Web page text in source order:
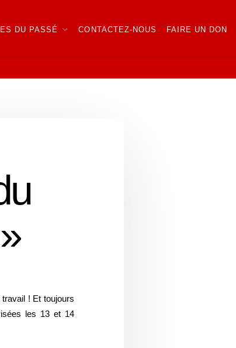
DU PASSÉ CONTACTEZ-NOUS FAIRE UN DON
! Et toujours
les 13 et 14